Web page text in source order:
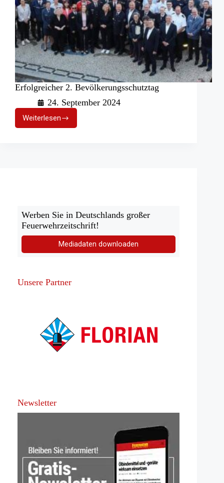
Erfolgreicher 2. Bevölkerungsschutztag
24. September 2024
WeiterlesenErfolgreicher
2.
Werben Sie in Deutschlands großer
Feuerwehrzeitschrift!
Mediadaten downloaden
Unsere Partner
Newsletter